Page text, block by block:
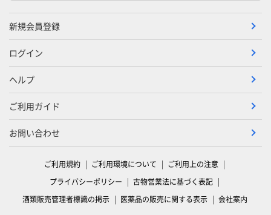
新規会員登録
ログイン
ヘルプ
ご利用ガイド
お問い合わせ
ご利用規約 ご利用環境について
ご利用上の注意
プライバシーポリシー
古物営業法に基づく表記
酒類販売管理者標識の掲示
医薬品の販売に関する表示 会社案内